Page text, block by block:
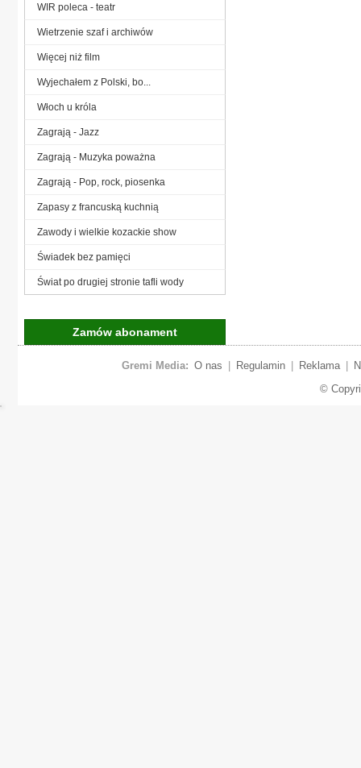
WIR poleca - teatr
Wietrzenie szaf i archiwów
Więcej niż film
Wyjechałem z Polski, bo...
Włoch u króla
Zagrają - Jazz
Zagrają - Muzyka poważna
Zagrają - Pop, rock, piosenka
Zapasy z francuską kuchnią
Zawody i wielkie kozackie show
Świadek bez pamięci
Świat po drugiej stronie tafli wody
Zamów abonament
Gremi Media: O nas Regulamin Reklama
©